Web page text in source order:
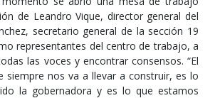
de Leandro Vique, director general del
secretario general de la sección 19
representantes del centro de trabajo, a
las voces y encontrar consensos. “El
siempre nos va a llevar a construir, es lo
la gobernadora y es lo que estamos